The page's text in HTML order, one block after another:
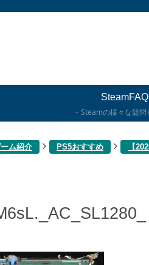
SteamFAQ
Steamの様々な疑問
ム紹介 PS5おすすめ 【